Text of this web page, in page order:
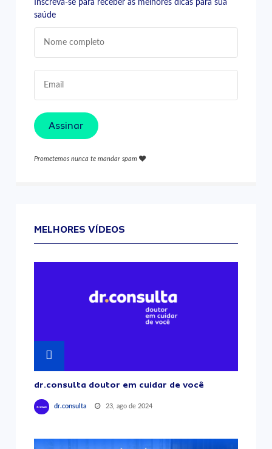
Inscreva-se para receber as melhores dicas para sua
saúde
Assinar
Prometemos nunca te mandar spam
MELHORES VÍDEOS
dr.consulta doutor em cuidar de você
dr.consulta 23, ago de 2024